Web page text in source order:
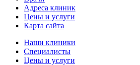
Адреса клиник
Цены и услуги
Карта сайта
Наши клиники
Специалисты
Цены и услуги